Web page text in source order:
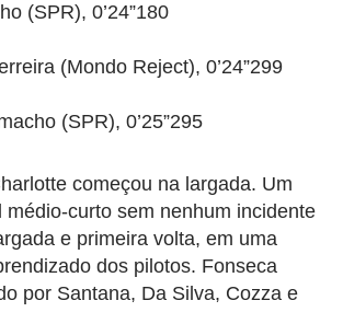
(SPR), 0’24”180
(Mondo Reject), 0’24”299
(SPR), 0’25”295
começou na largada. Um
médio-curto sem nenhum incidente
e primeira volta, em uma
dos pilotos. Fonseca
por Santana, Da Silva, Cozza e